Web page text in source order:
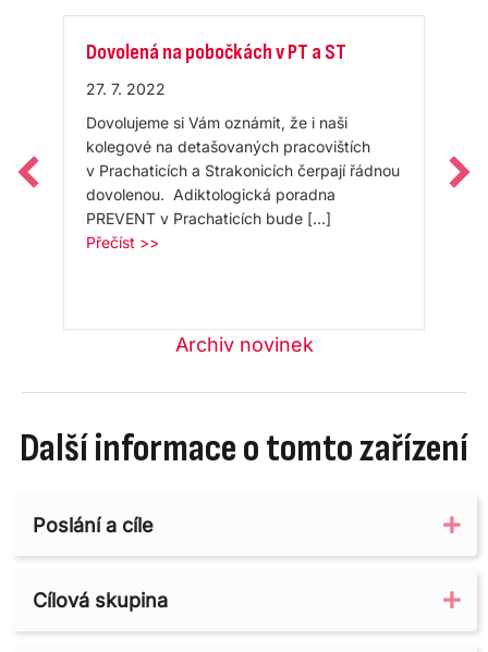
Dovolená na pobočkách v PT a ST
27. 7. 2022
Dovolujeme si Vám oznámit, že i naši
kolegové na detašovaných pracovištích
v Prachaticích a Strakonicích čerpají řádnou
dovolenou. Adiktologická poradna
PREVENT v Prachaticích bude […]
Přečíst >>
Archiv novinek
Další informace o tomto zařízení
Poslání a cíle
Cílová skupina